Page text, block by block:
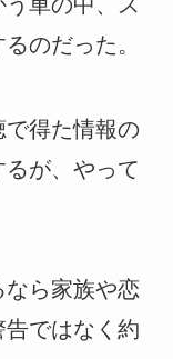
のだった。
得た情報の
が、やって
ら家族や恋
告ではなく約